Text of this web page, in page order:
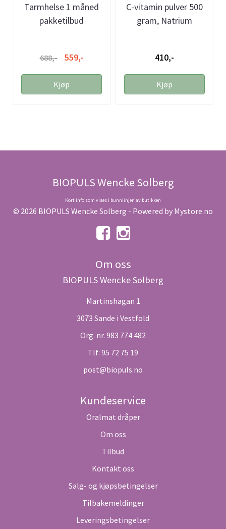
Tarmhelse 1 måned
pakketilbud
688,- 559,-
Kjøp
C-vitamin pulver 500
gram, Natrium
410,-
Kjøp
BIOPULS Wencke Solberg
Kort info som vises i bunnlinjen av butikken
© 2026 BIOPULS Wencke Solberg - Powered by Mystore.no
Om oss
BIOPULS Wencke Solberg
Martinshagan 1
3073 Sande i Vestfold
Org. nr. 983 774 482
Tlf: 95 72 75 19
post@biopuls.no
Kundeservice
Oralmat dråper
Om oss
Tilbud
Kontakt oss
Salg- og kjøpsbetingelser
Tilbakemeldinger
Leveringsbetingelser